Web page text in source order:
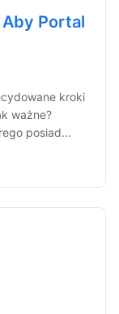
Portal
kroki
ważne?
posiad...